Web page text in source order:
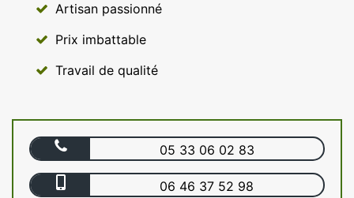
Artisan passionné
Prix imbattable
Travail de qualité
05 33 06 02 83
06 46 37 52 98